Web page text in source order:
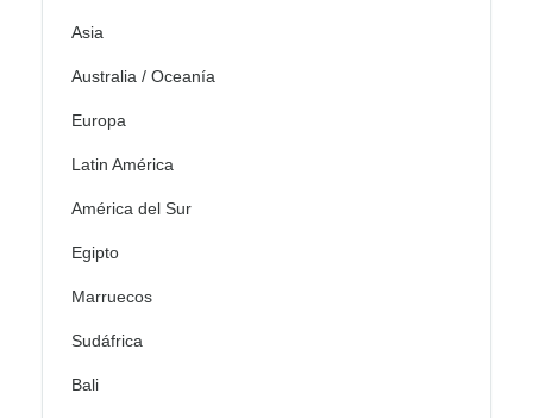
Asia
Australia / Oceanía
Europa
Latin América
América del Sur
Egipto
Marruecos
Sudáfrica
Bali